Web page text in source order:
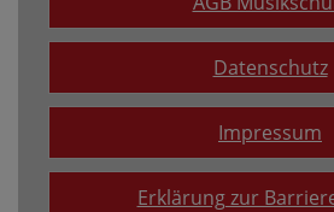
Datenschutz
Impressum
Erklärung zur